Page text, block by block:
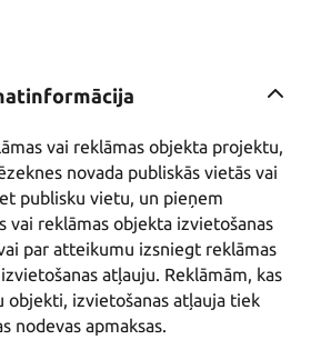
vai reklāmas objekta projektu,
novada publiskās vietās vai
publisku vietu, un pieņem
vai reklāmas objekta izvietošanas
par atteikumu izsniegt reklāmas
atļauju. Reklāmām, kas
objekti, izvietošanas atļauja tiek
nodevas apmaksas.